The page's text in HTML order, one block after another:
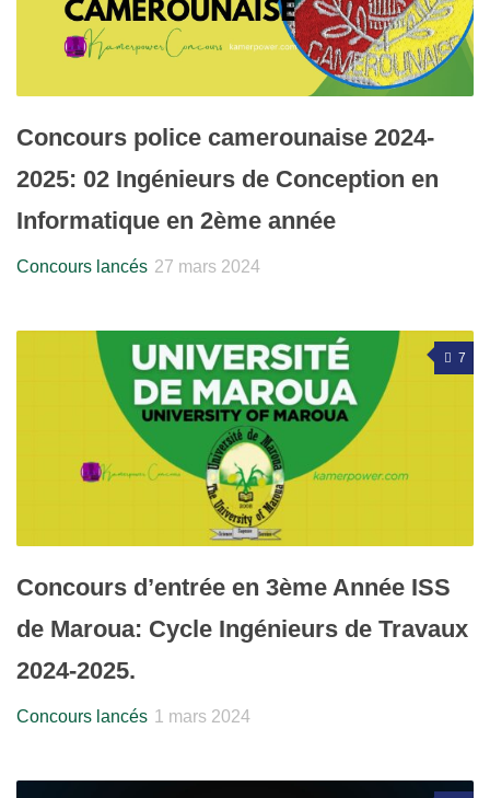
Concours police camerounaise 2024-
2025: 02 Ingénieurs de Conception en
Informatique en 2ème année
Concours lancés 27 mars 2024
7
Concours d’entrée en 3ème Année ISS
de Maroua: Cycle Ingénieurs de Travaux
2024-2025.
Concours lancés 1 mars 2024